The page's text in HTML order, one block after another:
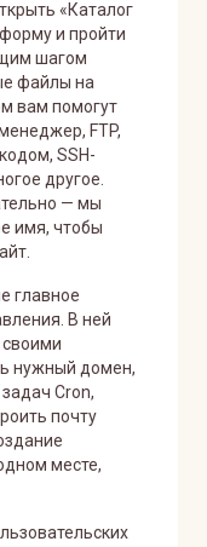
«Каталог
и пройти
шагом
файлы на
вам помогут
FTP,
SSH-
другое.
— мы
имя, чтобы
главное
В ней
нужный домен,
Cron,
почту
месте,